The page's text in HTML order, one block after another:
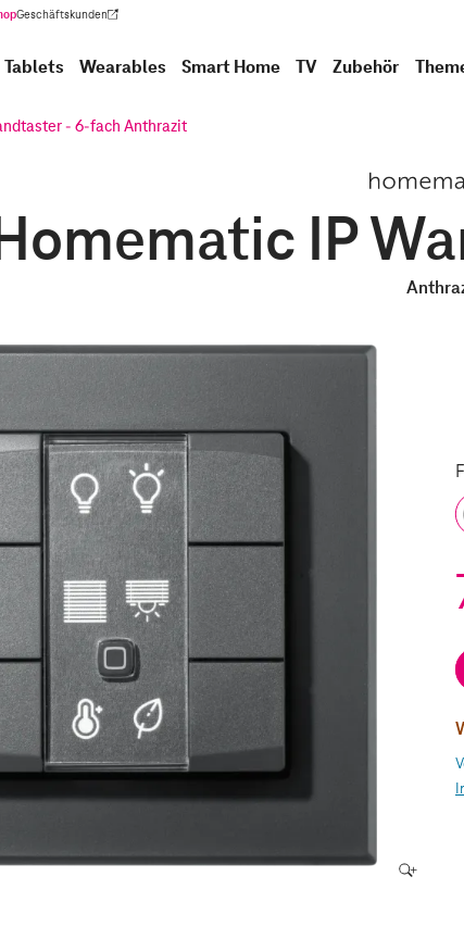
Geschäftskunden
(Wird in einem neuen Tab geöffnet)
Tablets Wearables Smart Home TV Zubehör
- 6-fach Anthrazit
IP